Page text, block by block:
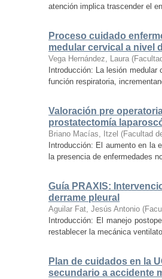
atención implica trascender el
Proceso cuidado
medular cervical a nivel
Vega Hernández, Laura (
Introducción: La lesión
función respiratoria,
Valoración pre
prostatectomía
Briano Macías, Itzel (Facultad
Introducción: El aumento en la
la presencia de enfermedades
Guía PRAXIS:
derrame pleural
Aguilar Fat, Jesús Antonio (
Introducción: El manejo
restablecer la mecánica
Plan de cuidados en la
secundario a accidente